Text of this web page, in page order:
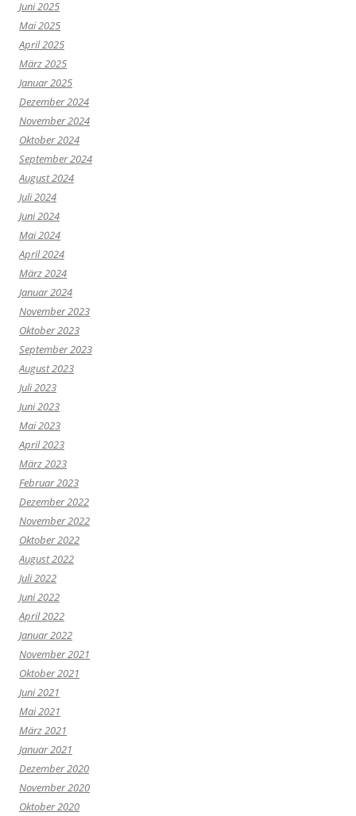
Juni 2025
Mai 2025
April 2025
März 2025
Januar 2025
Dezember 2024
November 2024
Oktober 2024
September 2024
August 2024
Juli 2024
Juni 2024
Mai 2024
April 2024
März 2024
Januar 2024
November 2023
Oktober 2023
September 2023
August 2023
Juli 2023
Juni 2023
Mai 2023
April 2023
März 2023
Februar 2023
Dezember 2022
November 2022
Oktober 2022
August 2022
Juli 2022
Juni 2022
April 2022
Januar 2022
November 2021
Oktober 2021
Juni 2021
Mai 2021
März 2021
Januar 2021
Dezember 2020
November 2020
Oktober 2020